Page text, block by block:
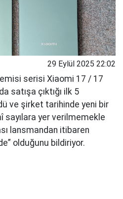
29 Eylül 2025 22:02
serisi Xiaomi 17 / 17
satışa çıktığı ilk 5
ve şirket tarihinde yeni bir
sayılara yer verilmemekle
lansmandan itibaren
olduğunu bildiriyor.